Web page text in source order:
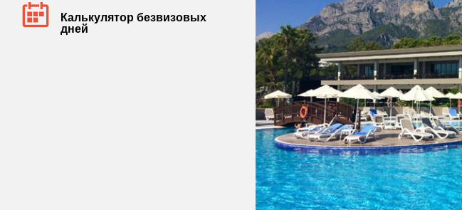
Калькулятор безвизовых
дней